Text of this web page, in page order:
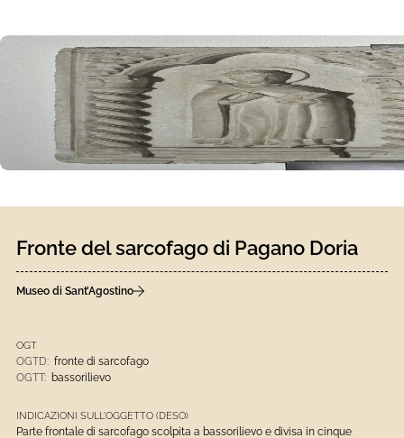
Fronte del sarcofago di Pagano Doria
Museo di Sant’Agostino
OGT
OGTD: fronte di sarcofago
OGTT: bassorilievo
INDICAZIONI SULL'OGGETTO (DESO)
Parte frontale di sarcofago scolpita a bassorilievo e divisa in cinque